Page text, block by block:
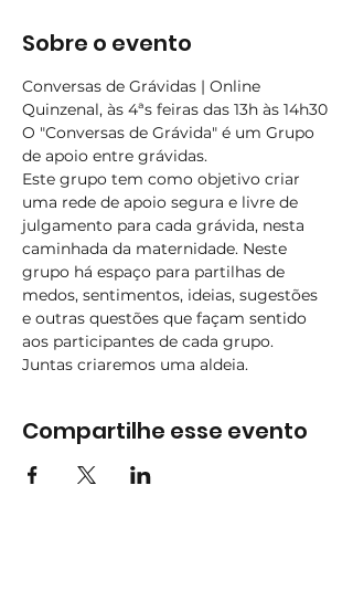
Sobre o evento
Conversas de Grávidas | Online
Quinzenal, às 4ªs feiras das 13h às 14h30
O "Conversas de Grávida" é um Grupo
de apoio entre grávidas.
Este grupo tem como objetivo criar
uma rede de apoio segura e livre de
julgamento para cada grávida, nesta
caminhada da maternidade. Neste
grupo há espaço para partilhas de
medos, sentimentos, ideias, sugestões
e outras questões que façam sentido
aos participantes de cada grupo.
Juntas criaremos uma aldeia.
Compartilhe esse evento